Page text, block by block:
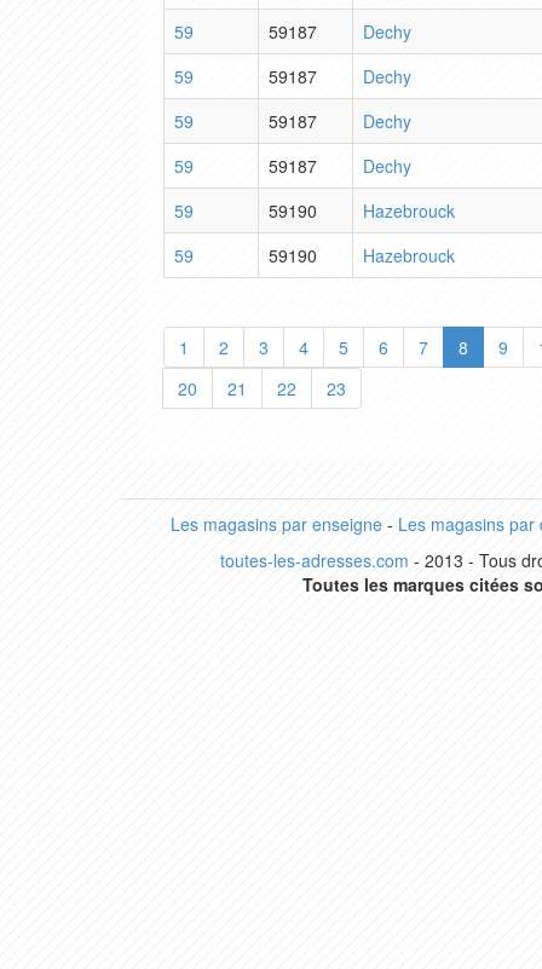
59
59187
Dechy
59
59187
Dechy
59
59187
Dechy
59
59187
Dechy
59
59190
Hazebrouck
59
59190 Hazebrouck
1 2 3 4 5 6 7 8 9
20
21 22 23
Les magasins par enseigne- Les magasins par
toutes-les-adresses.com - 2013 - Tous
Toutes les marques citées